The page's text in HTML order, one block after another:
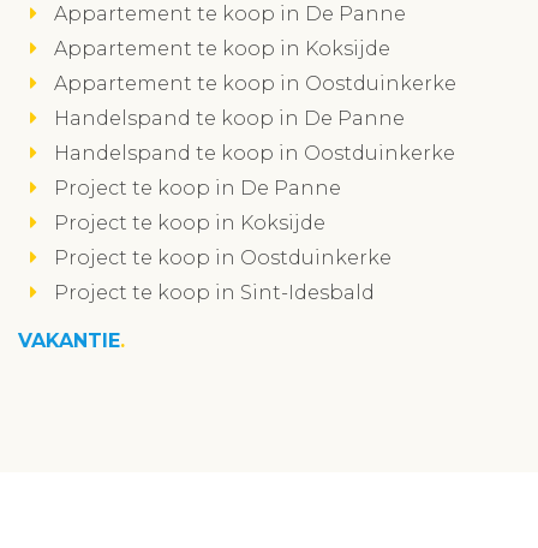
Appartement te koop in De Panne
Appartement te koop in Koksijde
Appartement te koop in Oostduinkerke
Handelspand te koop in De Panne
Handelspand te koop in Oostduinkerke
Project te koop in De Panne
Project te koop in Koksijde
Project te koop in Oostduinkerke
Project te koop in Sint-Idesbald
VAKANTIE